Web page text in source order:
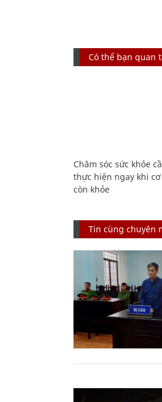
Có thể bạn quan
Chăm sóc sức khỏe
thực hiện ngay khi
còn khỏe
Tin cùng chuyên